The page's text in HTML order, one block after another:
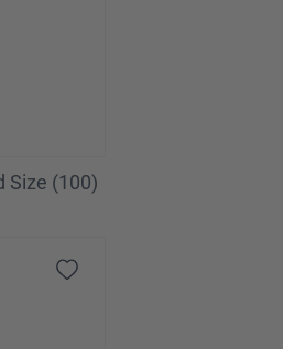
Size (100)